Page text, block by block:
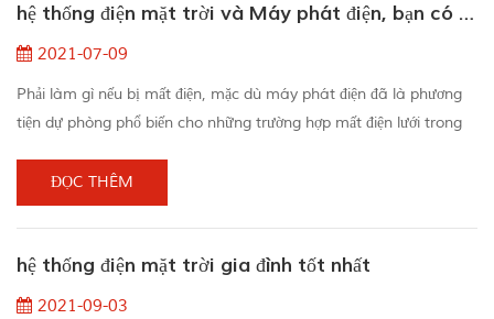
theo dõi: Điện áp của dâ...
hệ thống điện mặt trời và Máy phát điện, bạn có chọn
2021-07-09
Phải làm gì nếu bị mất điện, mặc dù máy phát điện đã là phương
tiện dự phòng phổ biến cho những trường hợp mất điện lưới trong
thi hơn được xem xét bởi chủ nhà. 1. âm thanh: máy phát điện
thường ít ồn hơn máy phát điện di động, nhưng chúng vẫn có thể
một động cơ xe máy đ...
ĐỌC THÊM
hệ thống điện mặt trời gia đình tốt nhất
2021-09-03